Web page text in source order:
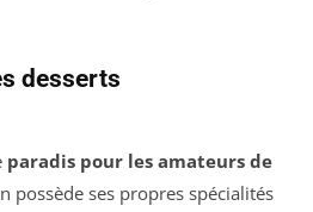
desserts
paradis pour les amateurs de
possède ses propres spécialités